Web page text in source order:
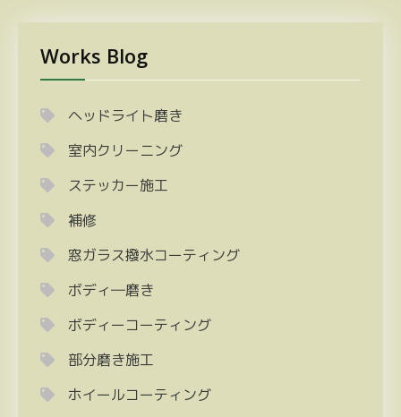
Works Blog
ヘッドライト磨き
室内クリーニング
ステッカー施工
補修
窓ガラス撥水コーティング
ボディ―磨き
ボディーコーティング
部分磨き施工
ホイールコーティング